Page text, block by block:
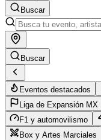
Buscar
Buscar
Eventos destacados
Liga de Expansión MX
F1 y automovilismo
Box y Artes Marciales